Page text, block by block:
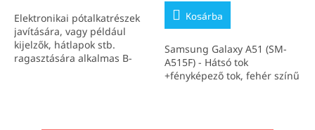
Elektronikai pótalkatrészek
javítására, vagy például
kijelzők, hátlapok stb.
ragasztására alkalmas B-
Kosárba
Samsung Galaxy A51 (SM-
A515F) - Hátsó tok
+fényképező tok, fehér színű